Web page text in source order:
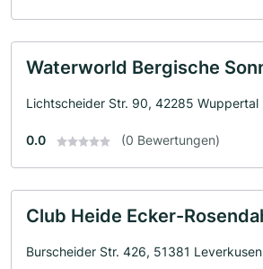
Waterworld Bergische
Lichtscheider Str. 90, 42285 Wuppertal
0.0 (0 Bewertungen)
Club Heide Ecker-
Burscheider Str. 426, 51381 Leverkusen